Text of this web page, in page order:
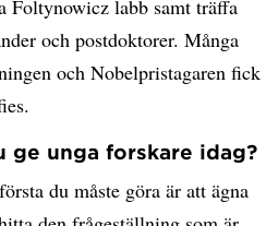
Foltynowicz labb samt träffa
och postdoktorer. Många
och Nobelpristagaren fick
ge unga forskare idag?
du måste göra är att ägna